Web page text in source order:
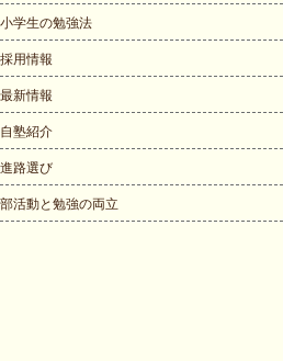
小学生の勉強法
採用情報
最新情報
自塾紹介
進路選び
部活動と勉強の両立